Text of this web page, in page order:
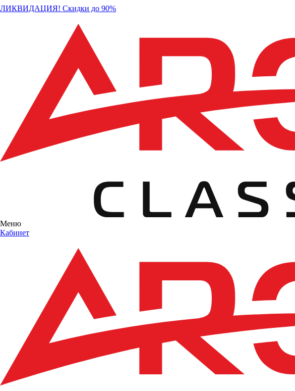
ЛИКВИДАЦИЯ! Скидки до 90%
Меню
Кабинет